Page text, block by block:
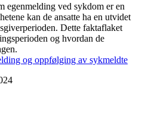
egenmelding ved sykdom er en
kan de ansatte ha en utvidet
Dette faktaflaket
og hvordan de